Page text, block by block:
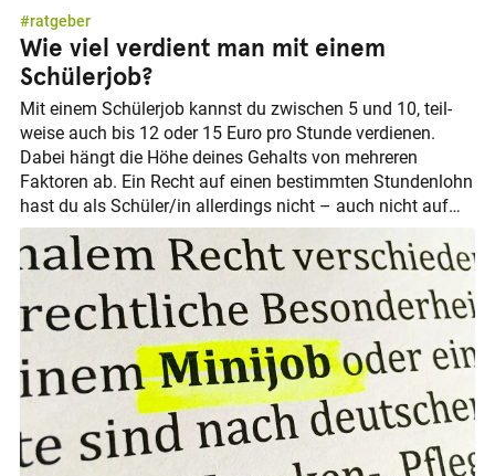
#ratgeber
Wie viel verdient man mit einem
Schülerjob?
Mit einem Schülerjob kannst du zwi­schen 5 und 10, teil­
weise auch bis 12 oder 15 Euro pro Stunde verdienen.
Dabei hängt die Höhe deines Gehalts von meh­reren
Faktoren ab. Ein Recht auf einen bestimm­ten Stunden­lohn
hast du als Schüler/in allerdings nicht – auch nicht auf
den Mindest­lohn. Zur Orien­tierung findest du hier durch­
schnitt­liche Stunden­löhne für Schüler­jobs nach Alter.